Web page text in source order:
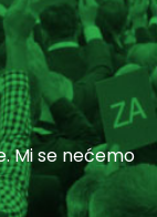
Mi se nećemo